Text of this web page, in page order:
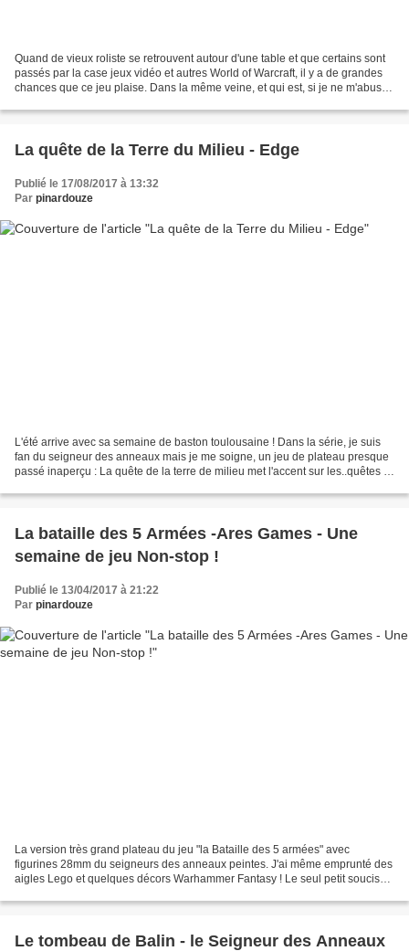
Quand de vieux roliste se retrouvent autour d'une table et que certains sont
passés par la case jeux vidéo et autres World of Warcraft, il y a de grandes
chances que ce jeu plaise. Dans la même veine, et qui est, si je ne m'abuse,
La quête de la Terre du Milieu - Edge
Publié le 17/08/2017 à 13:32
Par pinardouze
L'été arrive avec sa semaine de baston toulousaine ! Dans la série, je suis
fan du seigneur des anneaux mais je me soigne, un jeu de plateau presque
passé inaperçu : La quête de la terre de milieu met l'accent sur les..quêtes !
La bataille des 5 Armées -Ares Games - Une
semaine de jeu Non-stop !
Publié le 13/04/2017 à 21:22
Par pinardouze
La version très grand plateau du jeu "la Bataille des 5 armées" avec
figurines 28mm du seigneurs des anneaux peintes. J'ai même emprunté des
aigles Lego et quelques décors Warhammer Fantasy ! Le seul petit soucis
Le tombeau de Balin - le Seigneur des Anneaux